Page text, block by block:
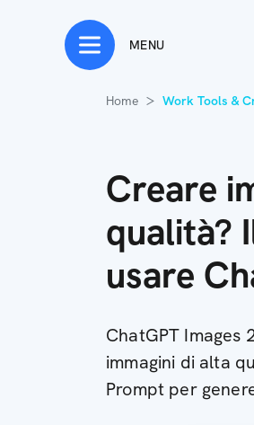
MENU
Home Work Tools &
Creare
qualità?
usare
ChatGPT Images
immagini di alta
Prompt per